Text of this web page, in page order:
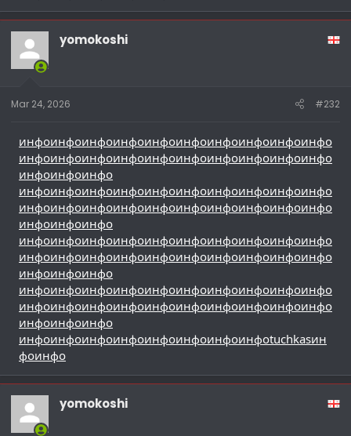
yomokoshi
Mar 24, 2026 #232
инфоинфоинфоинфоинфоинфоинфоинфоинфоинфо
инфоинфоинфоинфоинфоинфоинфоинфоинфоинфо
инфоинфоинфо
инфоинфоинфоинфоинфоинфоинфоинфоинфоинфо
инфоинфоинфоинфоинфоинфоинфоинфоинфоинфо
инфоинфоинфо
инфоинфоинфоинфоинфоинфоинфоинфоинфоинфо
инфоинфоинфоинфоинфоинфоинфоинфоинфоинфо
инфоинфоинфо
инфоинфоинфоинфоинфоинфоинфоинфоинфоинфо
инфоинфоинфоинфоинфоинфоинфоинфоинфоинфо
инфоинфоинфо
инфоинфоинфоинфоинфоинфоинфоинфоtuchkasин
фоинфо
yomokoshi